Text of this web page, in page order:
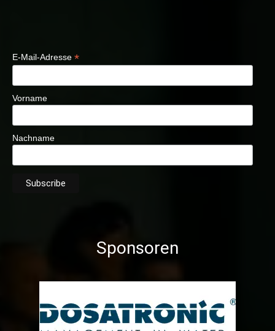
E-Mail-Adresse *
Vorname
Nachname
Sponsoren